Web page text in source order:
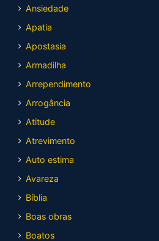
Ansiedade
Apatia
Apostasia
Armadilha
Arrependimento
Arrogância
Atitude
Atrevimento
Auto estima
Avareza
Bíblia
Boas obras
Boatos